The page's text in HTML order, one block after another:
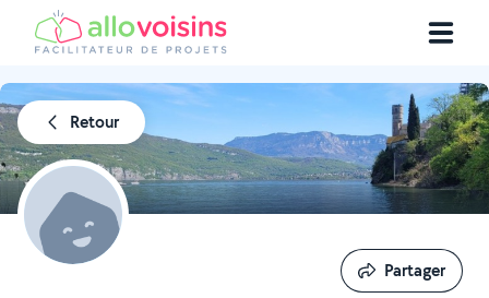
Retour
Partager
Partager